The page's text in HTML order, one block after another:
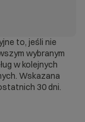
to, jeśli nie
wybranym
w kolejnych
Wskazana
30 dni.